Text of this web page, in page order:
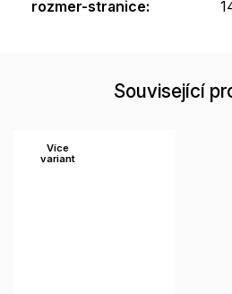
rozmer-stranice:
Související
Více
variant